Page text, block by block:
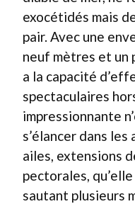
exocétidés mais
pair. Avec une
neuf mètres et un
a la capacité
spectaculaires
impressionnante
s’élancer dans
ailes, extensions
pectorales,
sautant plusieurs